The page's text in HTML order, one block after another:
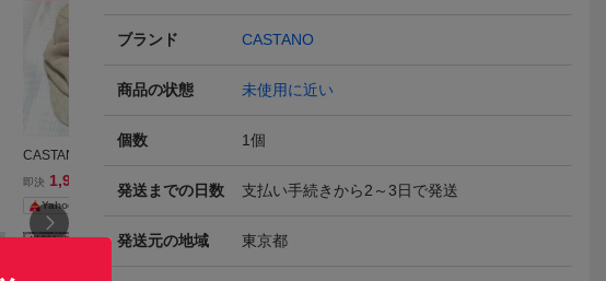
CASTANO カスター
ノ ニットキャップ ニ
ット帽 ツバ付き 帽
子 ナチュラル ホワイ
ト ベージュ メンズ
即決 1,960
Yahoo!フリマ
送料無料
ハンチング ベージュ
即決 3,630 円
チ SENSE OF PLACE
2,000 円
ブランド CASTANO
商品の状態 未使用に近い
個数 1個
発送までの日数 支払い手続きから2～3日で発送
発送元の地域 東京都